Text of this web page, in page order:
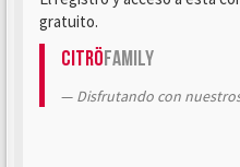
gratuito.
CitröFamily
Disfrutando con